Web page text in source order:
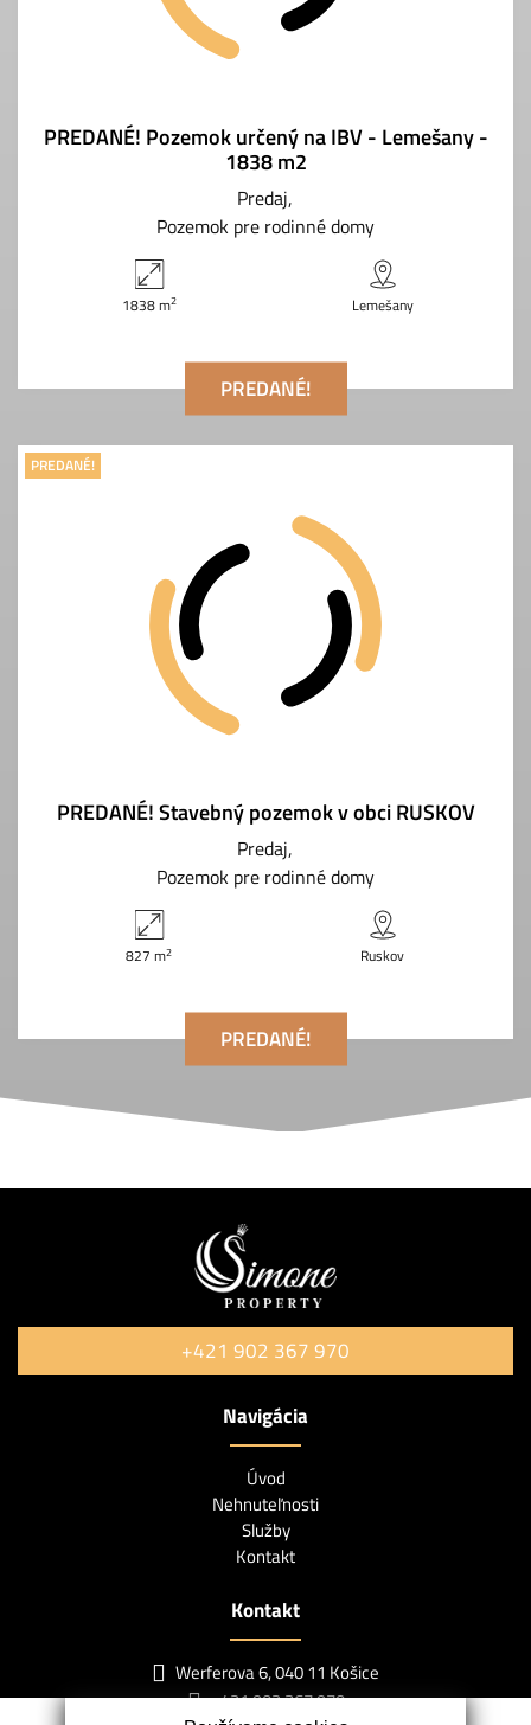
PREDANÉ! Pozemok určený na IBV - Lemešany -
1838 m2
Predaj
Pozemok pre rodinné domy
1838 m2 Lemešany
PREDANÉ!
PREDANÉ!
PREDANÉ! Stavebný pozemok v obci RUSKOV
Predaj
Pozemok pre rodinné domy
827 m2 Ruskov
PREDANÉ!
+421 902 367 970
Navigácia
Úvod
Nehnuteľnosti
Služby
Kontakt
Kontakt
Werferova 6, 040 11 Košice
+421 902 367 970